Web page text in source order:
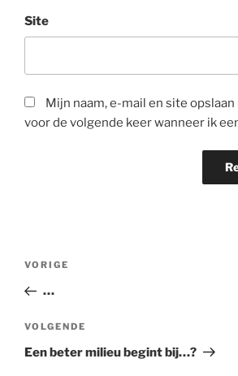
Site
Mijn naam, e-mail en site
voor de volgende keer wanneer ik
Bericht
Vorig
bericht
VORIGE
…
Volgend
bericht
VOLGENDE
Een beter milieu begint bij…?